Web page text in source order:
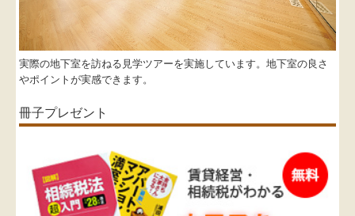
実際の地下室を訪ねる見学ツアーを実施しています。地下室の良さ
やポイントが実感できます。
冊子プレゼント